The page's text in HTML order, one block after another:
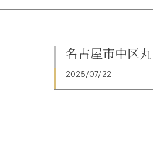
名古屋市中区
2025/07/22